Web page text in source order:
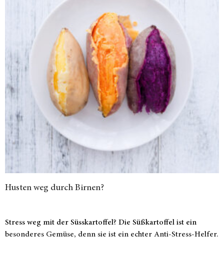
Husten weg durch Birnen?
Stress weg mit der Süsskartoffel? Die Süßkartoffel ist ein
besonderes Gemüse, denn sie ist ein echter Anti-Stress-Helfer.